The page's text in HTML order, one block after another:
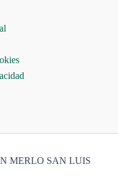
MERLO SAN LUIS